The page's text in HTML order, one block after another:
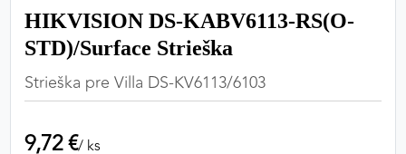
HIKVISION DS-KABV6113-RS(O-
STD)/Surface Strieška
Strieška pre Villa DS-KV6113/6103
9,72 €/ ks
zabezpečiť jej plnú funkčnosť.
PREFERENČNÉ COOKIES